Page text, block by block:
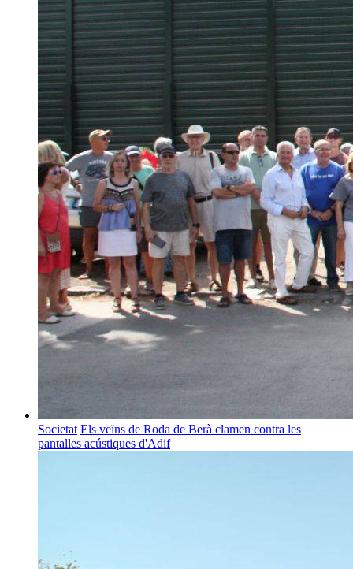
Societat Els veïns de Roda de Berà clamen contra les
pantalles acústiques d'Adif